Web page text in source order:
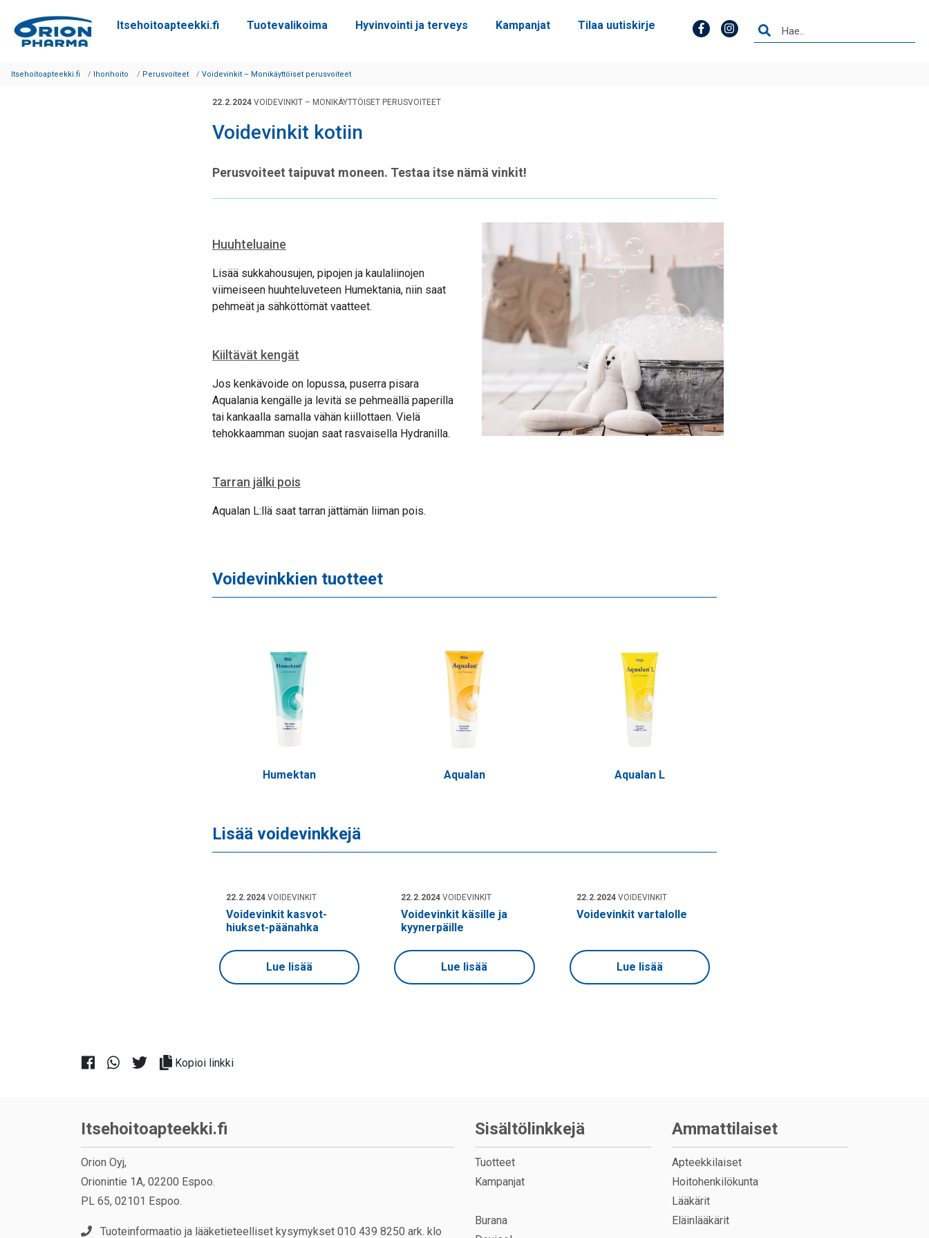
Siirry sisältöön
Itsehoitoapteekki.fi Tuotevalikoima Hyvinvointi ja terveys Kampanjat Tilaa uutiskirje
Itsehoitoapteekki.fi Ihonhoito Perusvoiteet Voidevinkit – Monikäyttöiset perusvoiteet
22.2.2024 VOIDEVINKIT – MONIKÄYTTÖISET PERUSVOITEET
Voidevinkit kotiin
Perusvoiteet taipuvat moneen. Testaa itse nämä vinkit!
Huuhteluaine
Lisää sukkahousujen, pipojen ja kaulaliinojen
viimeiseen huuhteluveteen Humektania, niin saat
pehmeät ja sähköttömät vaatteet.
Kiiltävät kengät
Jos kenkävoide on lopussa, puserra pisara
Aqualania kengälle ja levitä se pehmeällä paperilla
tai kankaalla samalla vähän kiillottaen. Vielä
tehokkaamman suojan saat rasvaisella Hydranilla.
Tarran jälki pois
Aqualan L:llä saat tarran jättämän liiman pois.
Voidevinkkien tuotteet
Humektan Aqualan Aqualan L
Lisää voidevinkkejä
22.2.2024 VOIDEVINKIT
Voidevinkit kasvot-
hiukset-päänahka
Lue lisää
22.2.2024 VOIDEVINKIT
Voidevinkit käsille ja
kyynerpäille
Lue lisää
22.2.2024VOIDEVINKIT
Voidevinkit vartalolle
Lue lisää
Kopioi linkki
Itsehoitoapteekki.fi
Orion Oyj,
Orionintie 1A, 02200 Espoo.
PL 65, 02101 Espoo.
Tuoteinformaatio ja lääketieteelliset kysymykset 010 439 8250 ark. klo
Sisältölinkkejä
Tuotteet
Kampanjat
Burana
Ammattilaiset
Apteekkilaiset
Hoitohenkilökunta
Lääkärit
Eläinlääkärit